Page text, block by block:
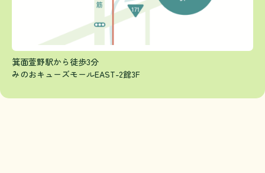
箕面萱野駅から徒歩3分
みのおキューズモールEAST-2館3F